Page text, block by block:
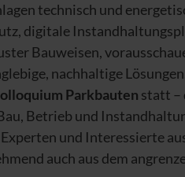
technisch und
digitale
Bauweisen,
nachhaltige
Parkbauten statt –
Betrieb und
und Interessierte
auch aus dem